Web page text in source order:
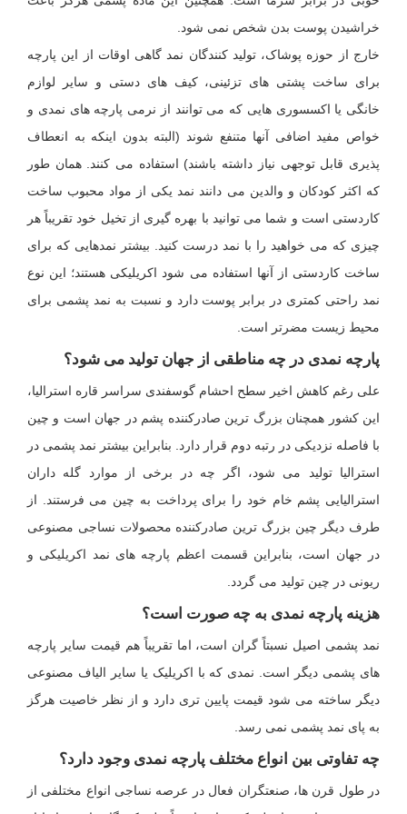
خراشیدن پوست بدن شخص نمی شود.
خارج از حوزه پوشاک، تولید کنندگان نمد گاهی اوقات از این پارچه
برای ساخت پشتی های تزئینی، کیف های دستی و سایر لوازم
خانگی یا اکسسوری هایی که می توانند از نرمی پارچه های نمدی و
خواص مفید اضافی آنها متنفع شوند (البته بدون اینکه به انعطاف
پذیری قابل توجهی نیاز داشته باشند) استفاده می کنند. همان طور
که اکثر کودکان و والدین می دانند نمد یکی از مواد محبوب ساخت
کاردستی است و شما می توانید با بهره گیری از تخیل خود تقریباً هر
چیزی که می خواهید را با نمد درست کنید. بیشتر نمدهایی که برای
ساخت کاردستی از آنها استفاده می شود اکریلیکی هستند؛ این نوع
نمد راحتی کمتری در برابر پوست دارد و نسبت به نمد پشمی برای
محیط زیست مضرتر است.
پارچه نمدی در چه مناطقی از جهان تولید می شود؟
علی رغم کاهش اخیر سطح احشام گوسفندی سراسر قاره استرالیا،
این کشور همچنان بزرگ ترین صادرکننده پشم در جهان است و چین
با فاصله نزدیکی در رتبه دوم قرار دارد. بنابراین بیشتر نمد پشمی در
استرالیا تولید می شود، اگر چه در برخی از موارد گله داران
استرالیایی پشم خام خود را برای پرداخت به چین می فرستند. از
طرف دیگر چین بزرگ ترین صادرکننده محصولات نساجی مصنوعی
در جهان است، بنابراین قسمت اعظم پارچه های نمد اکریلیکی و
ریونی در چین تولید می گردد.
هزینه پارچه نمدی به چه صورت است؟
نمد پشمی اصیل نسبتاً گران است، اما تقریباً هم قیمت سایر پارچه
های پشمی دیگر است. نمدی که با اکریلیک یا سایر الیاف مصنوعی
دیگر ساخته می شود قیمت پایین تری دارد و از نظر خاصیت هرگز
به پای نمد پشمی نمی رسد.
چه تفاوتی بین انواع مختلف پارچه نمدی وجود دارد؟
در طول قرن ها، صنعتگران فعال در عرصه نساجی انواع مختلفی از